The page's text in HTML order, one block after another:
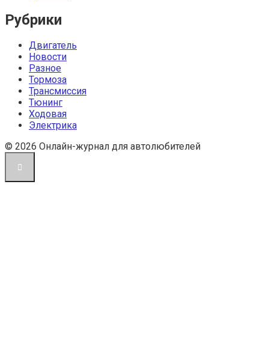
Рубрики
Двигатель
Новости
Разное
Тормоза
Трансмиссия
Тюнинг
Ходовая
Электрика
© 2026 Онлайн-журнал для автолюбителей